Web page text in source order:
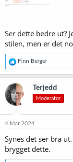
Ser dette bedre ut?
stilen, men er det
R
e
a
k
s
j
o
e
:
Finn Berger
Terjedd
Moderator
4 Mar 2024
Synes det ser bra
brygget dette.